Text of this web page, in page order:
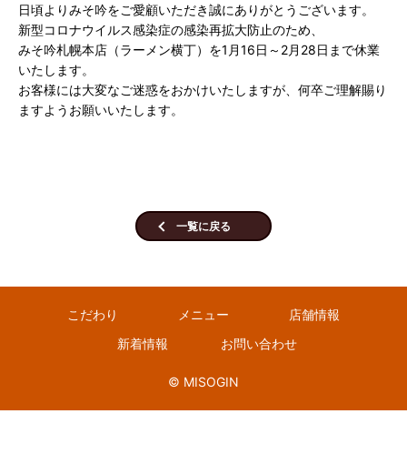
日頃よりみそ吟をご愛顧いただき誠にありがとうございます。
新型コロナウイルス感染症の感染再拡大防止のため、
みそ吟札幌本店（ラーメン横丁）を1月16日～2月28日まで休業
いたします。
お客様には大変なご迷惑をおかけいたしますが、何卒ご理解賜り
ますようお願いいたします。
一覧に戻る
こだわり メニュー
店舗情報
新着情報
お問い合わせ
© MISOGIN